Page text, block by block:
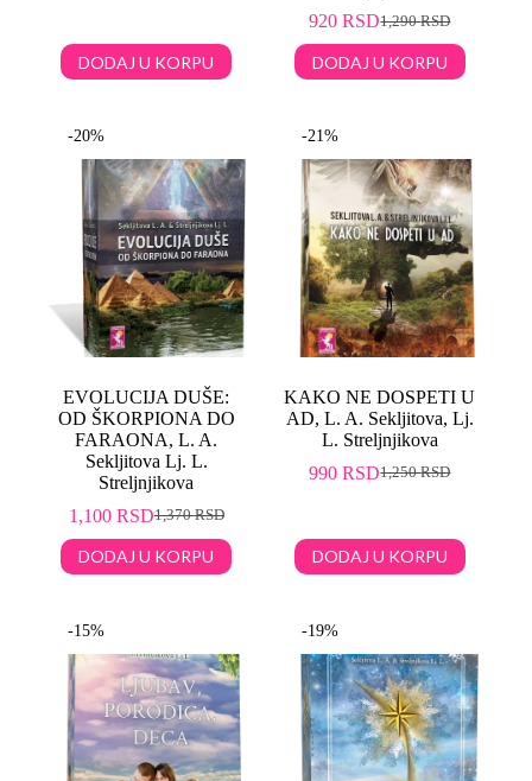
DODAJ U KORPU
1,290RSD
920RSD
DODAJ U KORPU
-20%
EVOLUCIJA DUŠE:
OD ŠKORPIONA DO
FARAONA, L. A.
Sekljitova Lj. L.
Streljnjikova
1,370RSD
1,100 RSD
DODAJ U KORPU
-21%
KAKO NE DOSPETI U
AD, L. A. Sekljitova, Lj.
L. Streljnjikova
1,250RSD
990RSD
DODAJ U KORPU
-15% -19%